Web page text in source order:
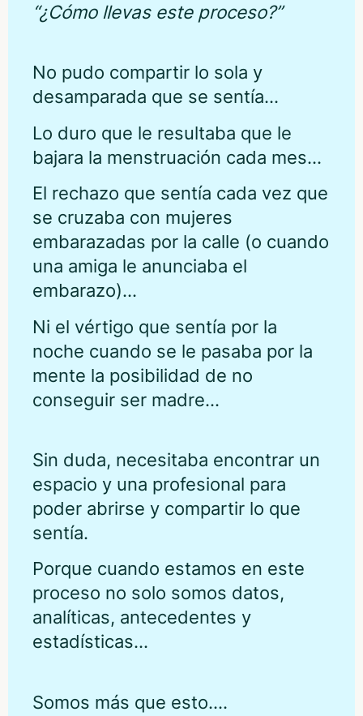
“¿Cómo llevas este proceso?”
No pudo compartir lo sola y
desamparada que se sentía…
Lo duro que le resultaba que le
bajara la menstruación cada mes…
El rechazo que sentía cada vez que
se cruzaba con mujeres
embarazadas por la calle (o cuando
una amiga le anunciaba el
embarazo)…
Ni el vértigo que sentía por la
noche cuando se le pasaba por la
mente la posibilidad de no
conseguir ser madre…
Sin duda, necesitaba encontrar un
espacio y una profesional para
poder abrirse y compartir lo que
sentía.
Porque cuando estamos en este
proceso no solo somos datos,
analíticas, antecedentes y
estadísticas…
Somos más que esto….